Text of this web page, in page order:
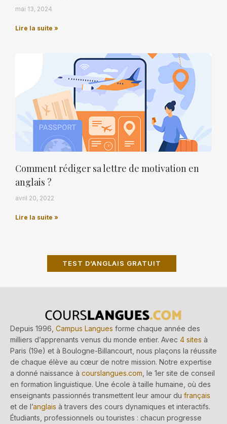
mai 13, 2024
Lire la suite »
Comment rédiger sa lettre de motivation en
anglais ?
avril 20, 2022
Lire la suite »
TEST D’ANGLAIS GRATUIT
Depuis 1996, Campus Langues forme chaque année des
milliers d’apprenants venus du monde entier. Avec 4 sites à
Paris (19e) et à Boulogne-Billancourt, nous plaçons la réussite
de chaque élève au cœur de notre mission. Notre expertise
a donné naissance à courslangues.com , le 1er site de conseil
en formation linguistique. Une école à taille humaine, où des
enseignants passionnés transmettent leur amour du français
et de l’anglais à travers des cours dynamiques et interactifs.
Étudiants, professionnels ou touristes : chacun progresse